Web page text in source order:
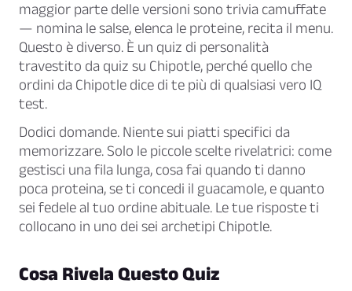
maggior parte delle versioni sono trivia camuffate
— nomina le salse, elenca le proteine, recita il menu.
Questo è diverso. È un quiz di personalità
travestito da quiz su Chipotle, perché quello che
ordini da Chipotle dice di te più di qualsiasi vero IQ
test.
Dodici domande. Niente sui piatti specifici da
memorizzare. Solo le piccole scelte rivelatrici: come
gestisci una fila lunga, cosa fai quando ti danno
poca proteina, se ti concedi il guacamole, e quanto
sei fedele al tuo ordine abituale. Le tue risposte ti
collocano in uno dei sei archetipi Chipotle.
Cosa Rivela Questo Quiz